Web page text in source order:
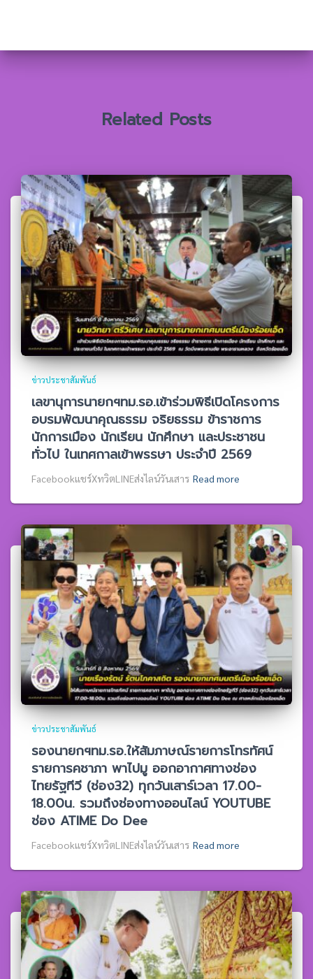
ห
Related Posts
ข่าวประชาสัมพันธ์
เลขานุการนายกฯทม.รอ.เข้าร่วมพิธีเปิดโครงการ
อบรมพัฒนาคุณธรรม จริยธรรม ข้าราชการ
นักการเมือง นักเรียน นักศึกษา และประชาชน
ทั่วไป ในเทศกาลเข้าพรรษา ประจำปี 2569
Facebookแชร์XทวิตLINEส่งไลน์วันเสาร Read more
ข่าวประชาสัมพันธ์
รองนายกฯทม.รอ.ให้สัมภาษณ์รายการโทรทัศน์
รายการคชาภา พาไปมู ออกอากาศทางช่อง
ไทยรัฐทีวี (ช่อง32) ทุกวันเสาร์เวลา 17.00-
18.00น. รวมถึงช่องทางออนไลน์ YOUTUBE
ช่อง ATIME Do Dee
Facebookแชร์XทวิตLINEส่งไลน์วันเสาร Read more